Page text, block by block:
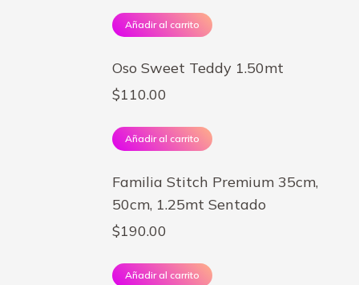
Añadir al carrito
Oso Sweet Teddy 1.50mt
$110.00
Añadir al carrito
Familia Stitch Premium 35cm,
50cm, 1.25mt Sentado
$190.00
Añadir al carrito